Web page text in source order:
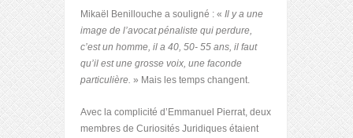
Mikaël Benillouche a souligné : « Il y a une
image de l’avocat pénaliste qui perdure,
c’est un homme, il a 40, 50- 55 ans, il faut
qu’il est une grosse voix, une faconde
particulière. » Mais les temps changent.
Avec la complicité d’Emmanuel Pierrat, deux
membres de Curiosités Juridiques étaient